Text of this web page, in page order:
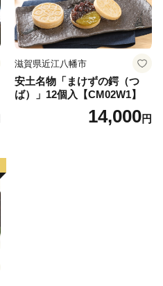
滋賀県近江八幡市
安土名物「まけずの鍔（つ
ば）」12個入【CM02W1】
14,000円